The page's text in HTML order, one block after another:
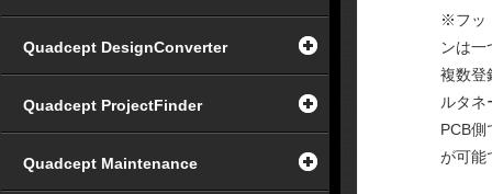
Quadcept DesignConverter
Quadcept ProjectFinder
Quadcept Maintenance
※フッ
ンは一
複数登
ルタネ
PCB側
が可能